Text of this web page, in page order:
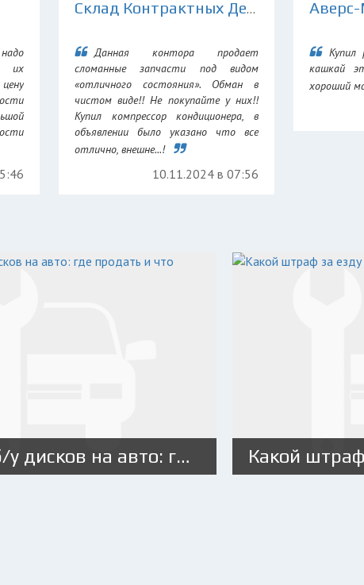
их
Склад Контрактных Деталей 78
Данная контора продает
сломанные запчасти под видом
«отличного состояния». Обман в
чистом виде!! Не покупайте у них!!
Купил компрессор кондиционера, в
объявлении было указано что все
отлично, внешне...!
10.11.2024 в 07:56
Купил
кашкай
хороший
Скупка б/у дисков на авто: где продать и что учитывать